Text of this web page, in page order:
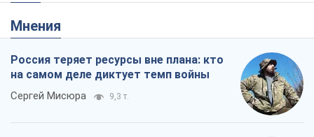
Мнения
Россия теряет ресурсы вне плана: кто
на самом деле диктует темп войны
Сергей Мисюра 9,3 т.